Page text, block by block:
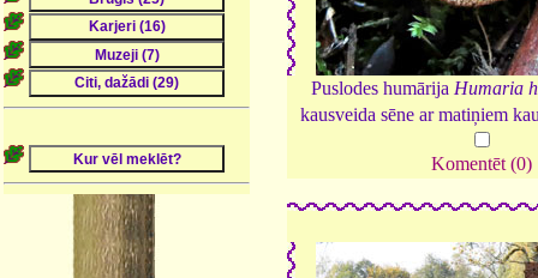
Puslodes humārija Humaria
kausveida sēne ar matiņiem
Komentēt (0)